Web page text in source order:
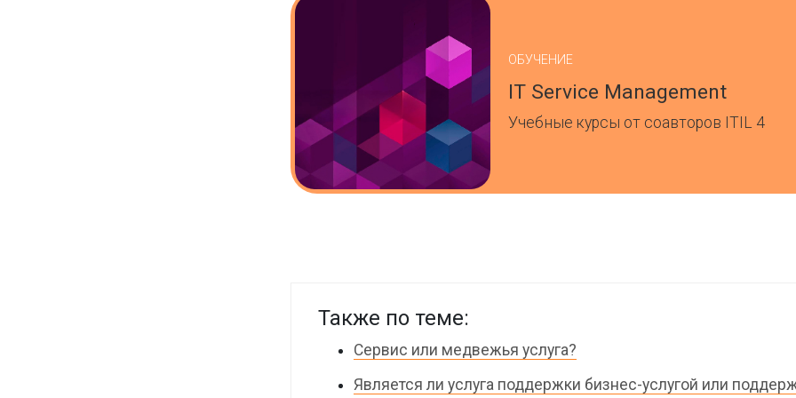
ОБУЧЕНИЕ
IT Service Management
Учебные курсы от соавторов ITIL 4
Также по теме:
Сервис или медвежья услуга?
Является ли услуга поддержки бизнес-услугой или